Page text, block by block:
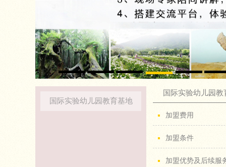
国际实验幼儿园教育基地
国际实验幼儿园教
加盟费用
加盟条件
加盟优势及后续服